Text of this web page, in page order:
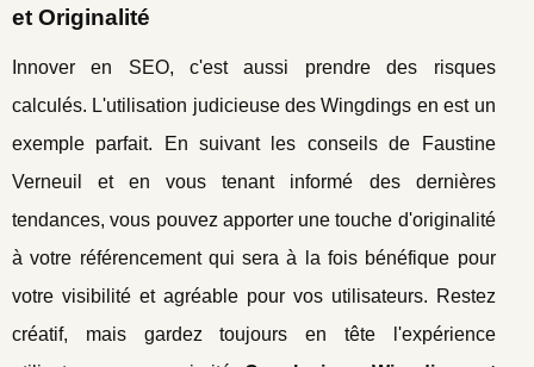
et Originalité
Innover en SEO, c'est aussi prendre des risques
calculés. L'utilisation judicieuse des Wingdings en est un
exemple parfait. En suivant les conseils de Faustine
Verneuil et en vous tenant informé des dernières
tendances, vous pouvez apporter une touche d'originalité
à votre référencement qui sera à la fois bénéfique pour
votre visibilité et agréable pour vos utilisateurs. Restez
créatif, mais gardez toujours en tête l'expérience